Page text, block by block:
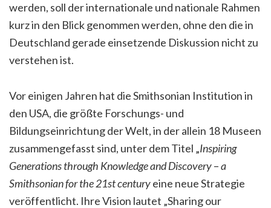
werden, soll der internationale und nationale Rahmen
kurz in den Blick genommen werden, ohne den die in
Deutschland gerade einsetzende Diskussion nicht zu
verstehen ist.
Vor einigen Jahren hat die Smithsonian Institution in
den USA, die größte Forschungs- und
Bildungseinrichtung der Welt, in der allein 18 Museen
zusammengefasst sind, unter dem Titel „Inspiring
Generations through Knowledge and Discovery–a
Smithsonian for the 21st centuryeine neue Strategie
veröffentlicht. Ihre Vision lautet „Sharing our